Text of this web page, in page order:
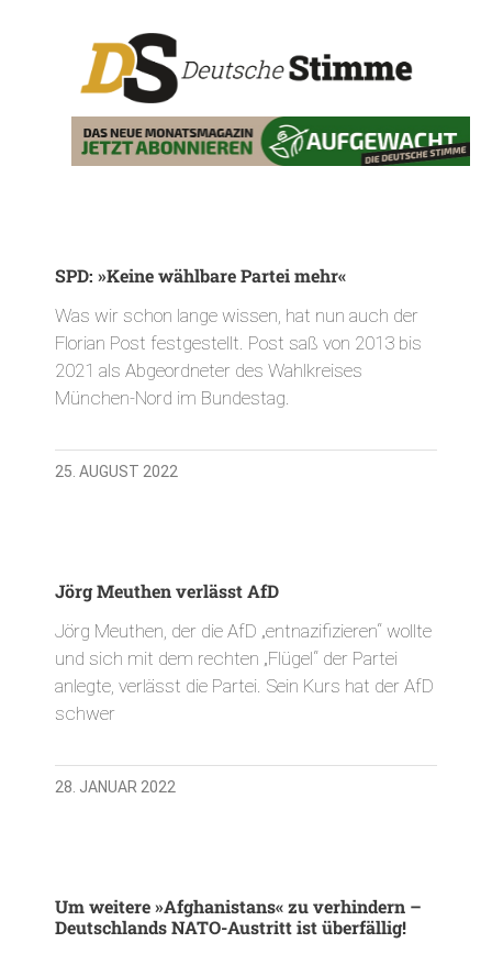
SPD: »Keine wählbare Partei mehr«
Was wir schon lange wissen, hat nun auch der
Florian Post festgestellt. Post saß von 2013 bis
2021 als Abgeordneter des Wahlkreises
München-Nord im Bundestag.
25. AUGUST 2022
Jörg Meuthen verlässt AfD
Jörg Meuthen, der die AfD „entnazifizieren“ wollte
und sich mit dem rechten „Flügel“ der Partei
anlegte, verlässt die Partei. Sein Kurs hat der AfD
schwer
28. JANUAR 2022
Um weitere »Afghanistans« zu verhindern –
Deutschlands NATO-Austritt ist überfällig!